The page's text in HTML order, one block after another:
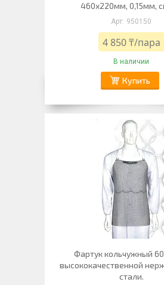
460х220мм, 0,15мм,
950150
4 850 ₸/пара
В наличии
Купить
Фартук кольчужный
высококачественной
стали.